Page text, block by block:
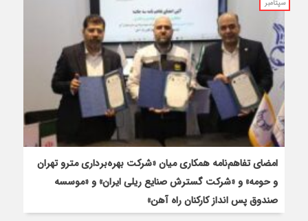
سپتامبر
امضای تفاهم‌نامه همکاری میان «شرکت بهره‌برداری مترو تهران
و حومه» و «شرکت گسترش صنایع ریلی ایران» و «موسسه
صندوق پس انداز کارکنان راه آهن»